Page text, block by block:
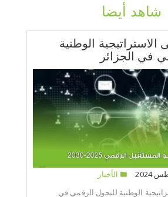
شاهد أيضا
الوطنية
في الجزائر
الأخبار
الوطنية للتحول الرقمي في